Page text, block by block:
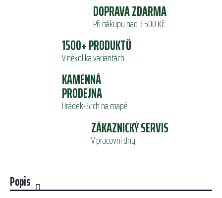
DOPRAVA ZDARMA
Při nákupu nad 3 500 Kč
1500+ PRODUKTŮ
V několika variantách
KAMENNÁ
PRODEJNA
Hrádek-Srch na mapě
ZÁKAZNICKÝ SERVIS
V pracovní dny
Popis